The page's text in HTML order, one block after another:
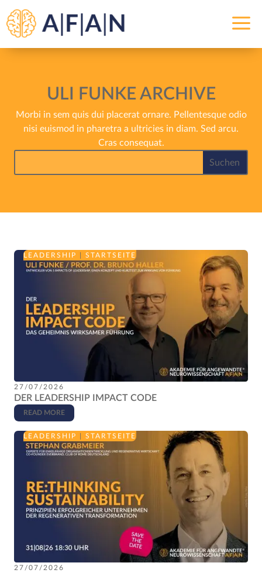
a
ULI FUNKE ARCHIVE
Morbi in sem quis dui placerat ornare. Pellentesque odio
nisi euismod in pharetra a ultricies in diam. Sed arcu.
Cras consequat.
27/07/2026
DER LEADERSHIP IMPACT CODE
READ MORE
LEADERSHIP STARTSEITE
27/07/2026
LEADERSHIP STARTSEITE